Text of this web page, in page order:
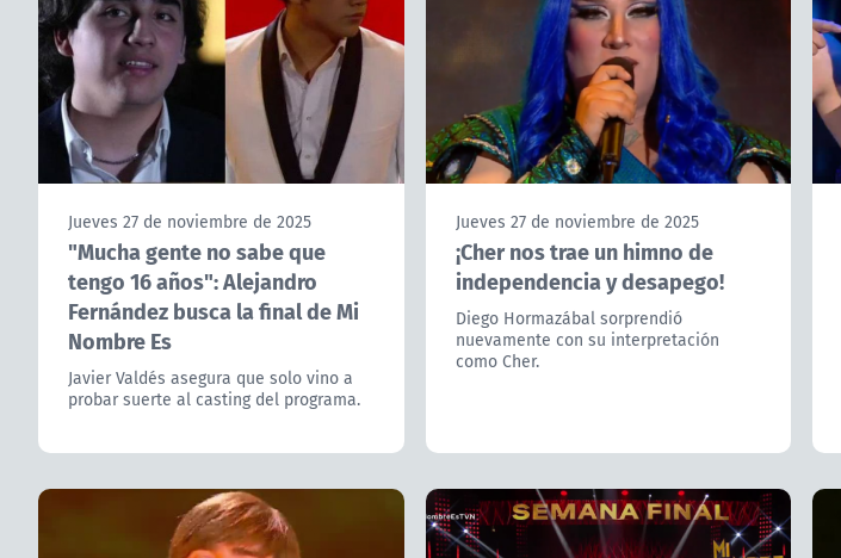
Jueves 27 de noviembre de 2025
"Mucha gente no sabe que
tengo 16 años": Alejandro
Fernández busca la final de Mi
Nombre Es
Javier Valdés asegura que solo vino a
probar suerte al casting del programa.
Jueves 27 de noviembre de 2025
¡Cher nos trae un himno de
independencia y desapego!
Diego Hormazábal sorprendió
nuevamente con su interpretación
como Cher.